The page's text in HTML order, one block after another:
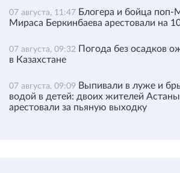
07 августа, 11:47 Блогера и бойца
Мираса Беркинбаева арестовали на
07 августа, 09:32 Погода без осадков
в Казахстане
07 августа, 09:09 Выпивали в луже и
водой в детей: двоих жителей Астаны
арестовали за пьяную выходку